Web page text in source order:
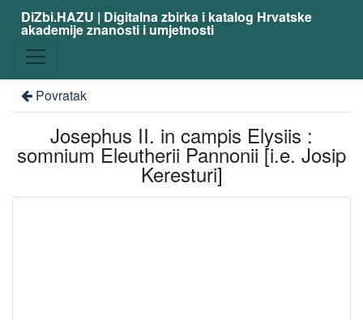
DiZbi.HAZU | Digitalna zbirka i katalog Hrvatske
akademije znanosti i umjetnosti
Povratak
Josephus II. in campis Elysiis :
somnium Eleutherii Pannonii [i.e. Josip
Keresturi]